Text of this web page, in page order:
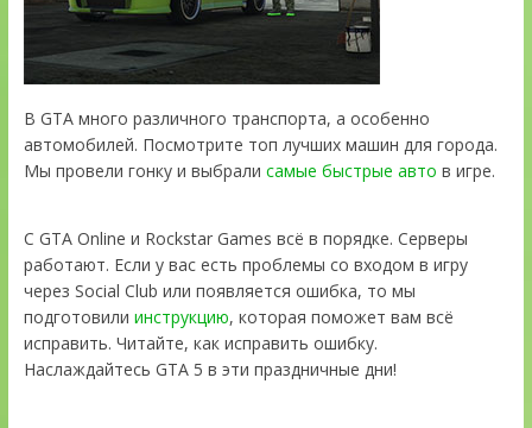
В GTA много различного транспорта, а особенно
автомобилей. Посмотрите топ лучших машин для города.
Мы провели гонку и выбрали самые быстрые авто в игре.
С GTA Online и Rockstar Games всё в порядке. Серверы
работают. Если у вас есть проблемы со входом в игру
через Social Club или появляется ошибка, то мы
подготовили инструкцию, которая поможет вам всё
исправить. Читайте, как исправить ошибку.
Наслаждайтесь GTA 5 в эти праздничные дни!